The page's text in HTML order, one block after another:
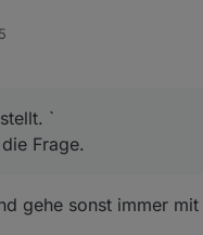
`
Frage.
gehe sonst immer